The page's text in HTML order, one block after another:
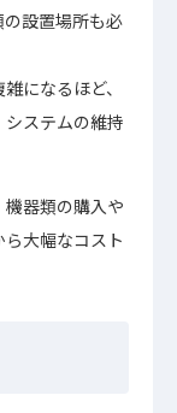
設置場所も必
になるほど、
ステムの維持
器類の購入や
大幅なコスト